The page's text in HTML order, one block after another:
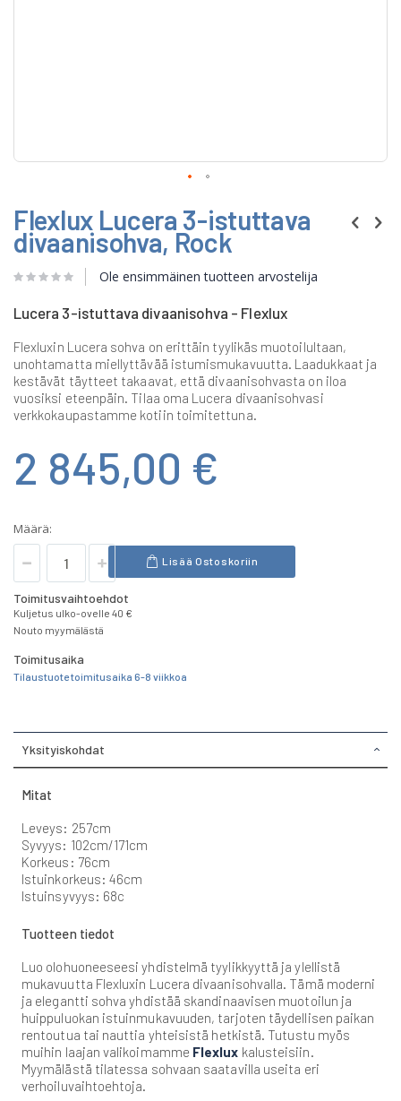
to
the
beginning
the
gallery
Flexlux Lucera 3-istuttava
divaanisohva, Rock
Ole ensimmäinen tuotteen arvostelija
Lucera 3-istuttava divaanisohva - Flexlux
Flexluxin Lucera sohva on erittäin tyylikäs muotoilultaan,
unohtamatta miellyttävää istumismukavuutta. Laadukkaat ja
kestävät täytteet takaavat, että divaanisohvasta on iloa
vuosiksi eteenpäin. Tilaa oma Lucera divaanisohvasi
verkkokaupastamme kotiin toimitettuna.
2 845,00 €
Määrä:
Lisää Ostoskoriin
Toimitusvaihtoehdot
Kuljetus ulko-ovelle 40 €
Nouto myymälästä
Toimitusaika
Tilaustuote toimitusaika 6-8 viikkoa
Yksityiskohdat
Mitat
Leveys: 257cm
Syvyys: 102cm/171cm
Korkeus: 76cm
Istuinkorkeus: 46cm
Istuinsyvyys: 68c
Tuotteen tiedot
Luo olohuoneeseesi yhdistelmä tyylikkyyttä ja ylellistä
mukavuutta Flexluxin Lucera divaanisohvalla. Tämä moderni
ja elegantti sohva yhdistää skandinaavisen muotoilun ja
huippuluokan istuinmukavuuden, tarjoten täydellisen paikan
rentoutua tai nauttia yhteisistä hetkistä. Tutustu myös
muihin laajan valikoimamme Flexlux kalusteisiin.
Myymälästä tilatessa sohvaan saatavilla useita eri
verhoiluvaihtoehtoja.